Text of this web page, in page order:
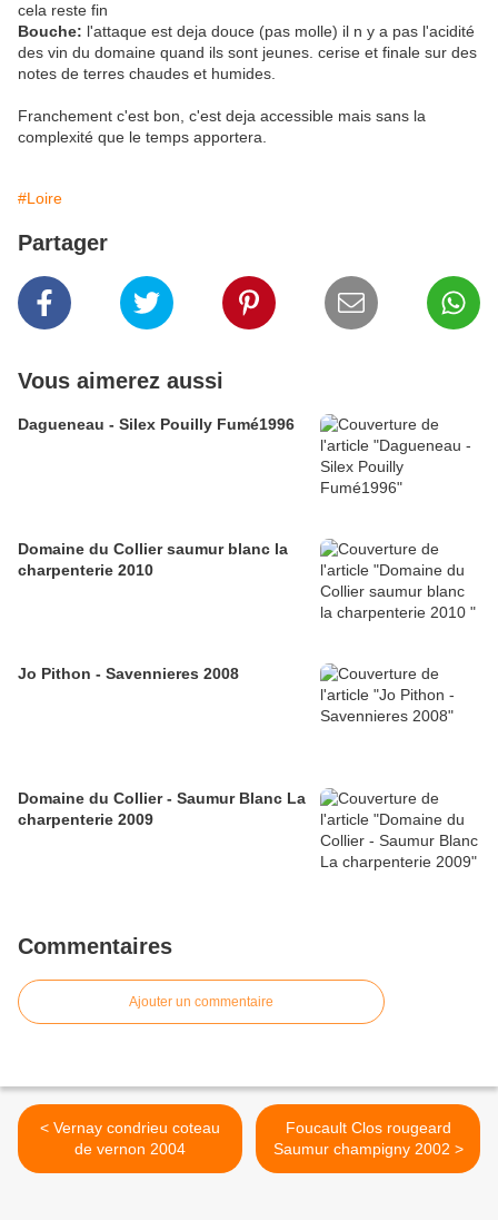
cela reste fin
Bouche: l'attaque est deja douce (pas molle) il n y a pas l'acidité
des vin du domaine quand ils sont jeunes. cerise et finale sur des
notes de terres chaudes et humides.
Franchement c'est bon, c'est deja accessible mais sans la
complexité que le temps apportera.
#Loire
Partager
Vous aimerez aussi
Dagueneau - Silex Pouilly Fumé1996
Domaine du Collier saumur blanc la
charpenterie 2010
Jo Pithon - Savennieres 2008
Domaine du Collier - Saumur Blanc La
charpenterie 2009
Commentaires
Ajouter un commentaire
< Vernay condrieu coteau
de vernon 2004
Foucault Clos rougeard
Saumur champigny 2002 >